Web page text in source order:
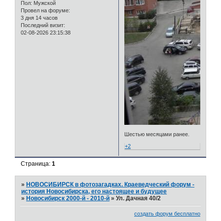
Пол: Мужской
Провел на форуме:
3 дня 14 часов
Последний визит:
02-08-2026 23:15:38
Шестью месяцами ранее.
+2
Страница:1
»НОВОСИБИРСК в фотозагадках. Краеведческий форум -
история Новосибирска, его настоящее и будущее
»Новосибирск 2000-й - 2010-й »Ул. Дачная 40/2
создать форум бесплатно